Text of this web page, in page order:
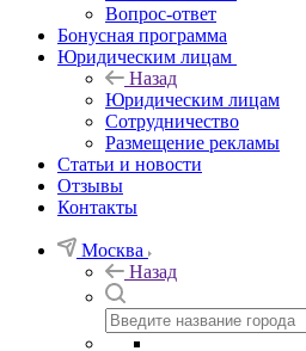
Вопрос-ответ
Бонусная программа
Юридическим лицам
Назад
Юридическим лицам
Сотрудничество
Размещение рекламы
Статьи и новости
Отзывы
Контакты
Москва
Назад